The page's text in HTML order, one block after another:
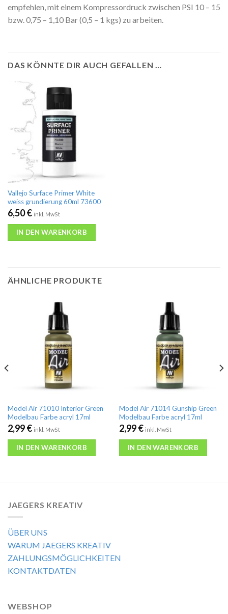
empfehlen, mit einem Kompressordruck zwischen PSI 10 – 15
bzw. 0,75 – 1,10 Bar (0,5 – 1 kgs) zu arbeiten.
DAS KÖNNTE DIR AUCH GEFALLEN …
Vallejo Surface Primer White
weiss grundierung 60ml 73600
6,50€ inkl. MwSt
IN DEN WARENKORB
ÄHNLICHE PRODUKTE
Model Air 71010 Interior Green
Modelbau Farbe acryl 17ml
2,99€ inkl. MwSt
IN DEN WARENKORB
Model Air 71014 Gunship Green
Modelbau Farbe acryl 17ml
2,99€ inkl. MwSt
IN DEN WARENKORB
JAEGERS KREATIV
ÜBER UNS
WARUM JAEGERS KREATIV
ZAHLUNGSMÖGLICHKEITEN
KONTAKTDATEN
WEBSHOP